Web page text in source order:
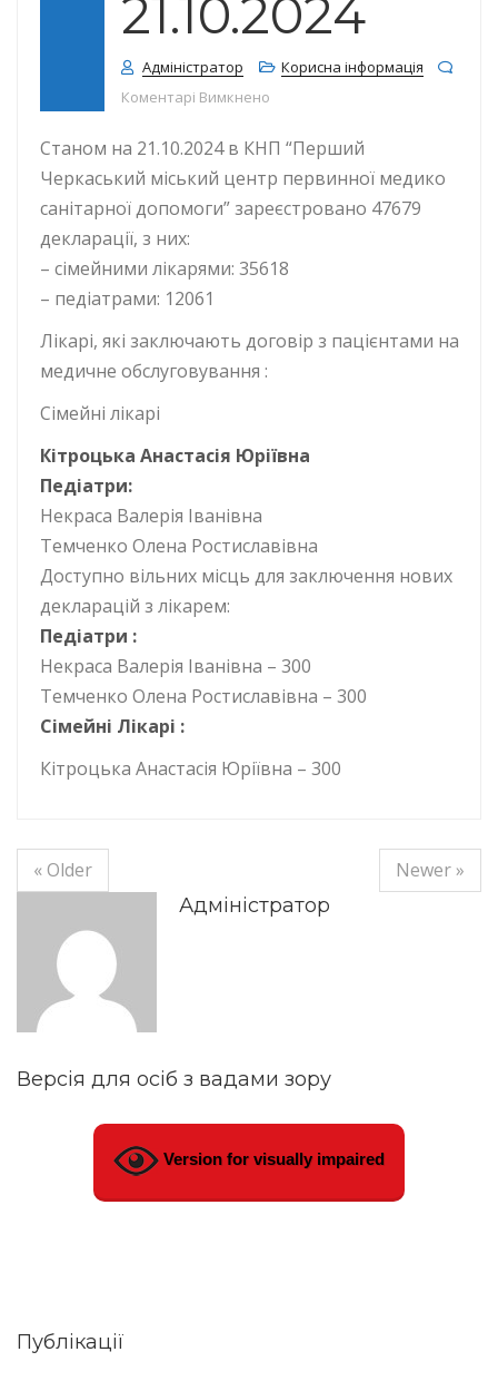
21.10.2024
Адміністратор
Корисна інформація
Коментарі Вимкнено
Станом на 21.10.2024 в КНП “Перший
Черкаський міський центр первинної медико
санітарної допомоги” зареєстровано 47679
декларації, з них:
– сімейними лікарями: 35618
– педіатрами: 12061
Лікарі, які заключають договір з пацієнтами на
медичне обслуговування :
Сімейні лікарі
Кітроцька Анастасія Юріївна
Педіатри:
Некраса Валерія Іванівна
Темченко Олена Ростиславівна
Доступно вільних місць для заключення нових
декларацій з лікарем:
Педіатри :
Некраса Валерія Іванівна – 300
Темченко Олена Ростиславівна – 300
Сімейні Лікарі :
Кітроцька Анастасія Юріївна – 300
« Older
Newer »
Адміністратор
Версія для осіб з вадами зору
Version for visually impaired
Публікації